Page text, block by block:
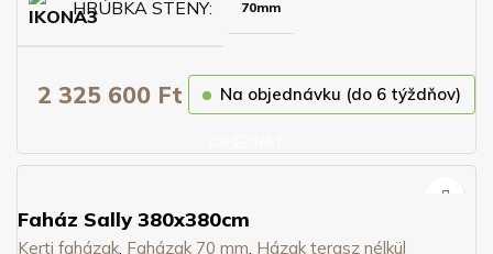
HRÚBKA STENY 70mm
2 325 600 Ft Na objednávku (do 6 týždňov)
Faház Sally 380x380cm
Kerti faházak, Faházak 70 mm, Házak terasz nélkül